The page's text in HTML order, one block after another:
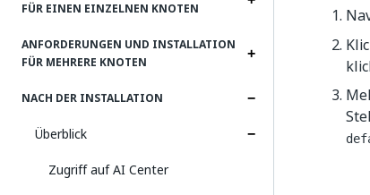
FÜR EINEN EINZELNEN KNOTEN
ANFORDERUNGEN UND INSTALLATION
FÜR MEHRERE KNOTEN
NACH DER INSTALLATION
Überblick
Zugriff auf AI Center